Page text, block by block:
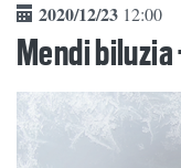
2020/12/23 12:00
Mendi